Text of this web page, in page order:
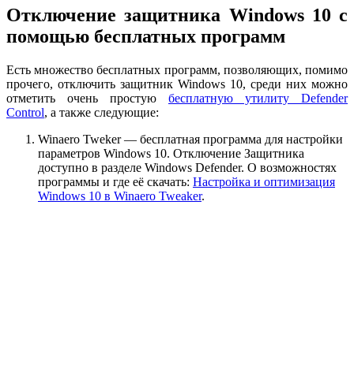
Отключение защитника Windows 10 с
помощью бесплатных программ
Есть множество бесплатных программ, позволяющих, помимо
прочего, отключить защитник Windows 10, среди них можно
отметить очень простую бесплатную утилиту Defender
Control, а также следующие:
Winaero Tweker — бесплатная программа для настройки
параметров Windows 10. Отключение Защитника
доступно в разделе Windows Defender. О возможностях
программы и где её скачать: Настройка и оптимизация
Windows 10 в Winaero Tweaker.